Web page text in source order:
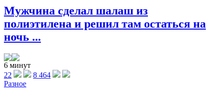
Мужчина сделал шалаш из
полиэтилена и решил там остаться на
ночь ...
6 минут
22
8 464
Разное